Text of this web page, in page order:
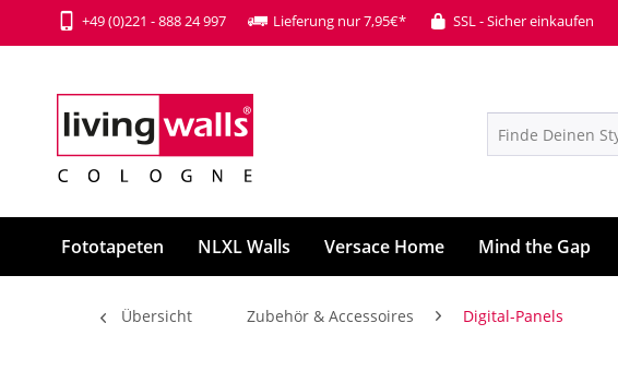
+49 (0)221 - 888 24 997 Lieferung nur 7,95€* SSL - Sicher einkaufen
Fototapeten NLXL Walls Versace Home Mind the Gap
Übersicht Zubehör & Accessoires Digital-Panels